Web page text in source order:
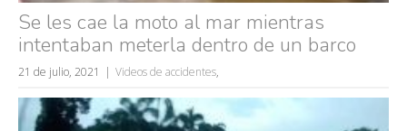
fails
Se les cae la moto al mar mientras
intentaban meterla dentro de un barco
21 de julio, 2021 Videos de accidentes,